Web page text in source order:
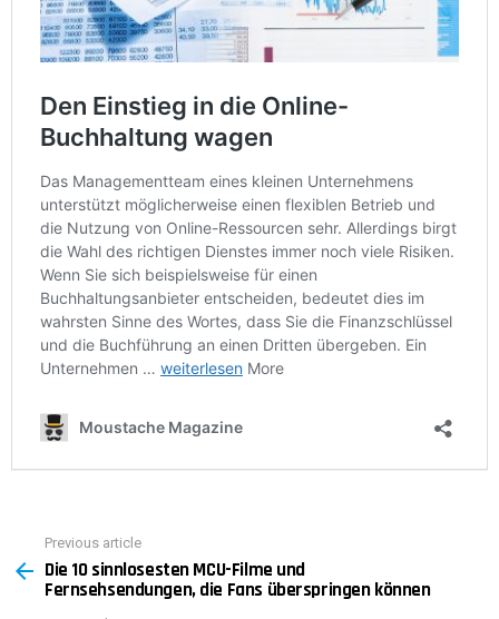
more
Previous article
Die 10 sinnlosesten MCU-Filme und
Fernsehsendungen, die Fans überspringen können